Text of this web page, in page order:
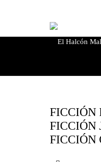
productos
FICCIÓN
FICCIÓN
FICCIÓN
productos